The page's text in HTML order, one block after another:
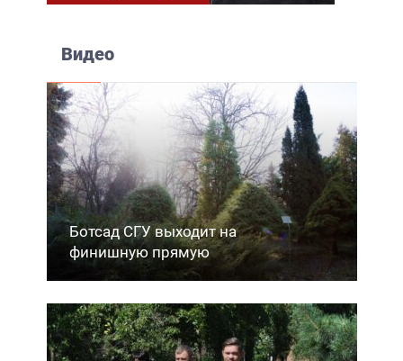
Видео
Ботсад СГУ выходит на
финишную прямую